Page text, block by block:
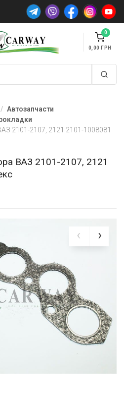
0
0,00
Автозапчасти
2101-2107, 2121 2101-1008081
ВАЗ 2101-2107, 2121